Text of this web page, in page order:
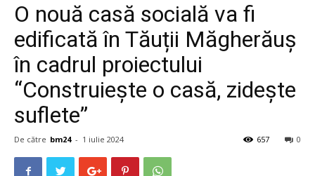
O nouă casă socială va fi
edificată în Tăuții Măgherăuș
în cadrul proiectului
“Construieşte o casă, zideşte
suflete”
De către bm24 - 1 iulie 2024 0
657